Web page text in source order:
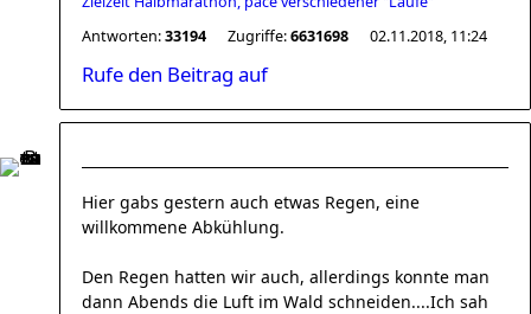
Antworten:33194 Zugriffe:6631698 02.11.2018, 11:24
Rufe den Beitrag auf
Hier gabs gestern auch etwas Regen, eine
willkommene Abkühlung.
Den Regen hatten wir auch, allerdings konnte man
dann Abends die Luft im Wald schneiden....Ich sah